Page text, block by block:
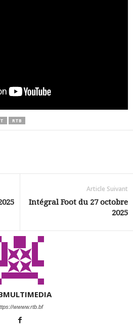
RTB
Article Suivant
Intégral Foot du 27 octobre
2025
wwww.rtb.bf